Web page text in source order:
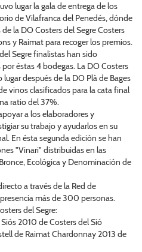
lugar la gala de entrega de los
de Vilafranca del Penedés, dónde
la DO Costers del Segre Costers
y Raimat para recoger los premios.
Segre finalistas han sido
éstas 4 bodegas. La DO Costers
después de la DO Plà de Bages
vinos clasificados para la cata final
ratio del 37%.
a los elaboradores y
su trabajo y ayudarlos en su
En ésta segunda edición se han
"Vinari" distribuidas en las
Ecológica y Denominación de
a través de la Red de
más de 300 personas.
del Segre:
2010 de Costers del Sió
de Raimat Chardonnay 2013 de